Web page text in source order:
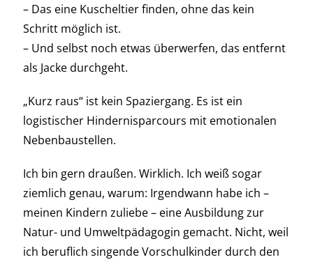
– Das eine Kuscheltier finden, ohne das kein
Schritt möglich ist.
– Und selbst noch etwas überwerfen, das entfernt
als Jacke durchgeht.
„Kurz raus“ ist kein Spaziergang. Es ist ein
logistischer Hindernisparcours mit emotionalen
Nebenbaustellen.
Ich bin gern draußen. Wirklich. Ich weiß sogar
ziemlich genau, warum: Irgendwann habe ich –
meinen Kindern zuliebe – eine Ausbildung zur
Natur- und Umweltpädagogin gemacht. Nicht, weil
ich beruflich singende Vorschulkinder durch den